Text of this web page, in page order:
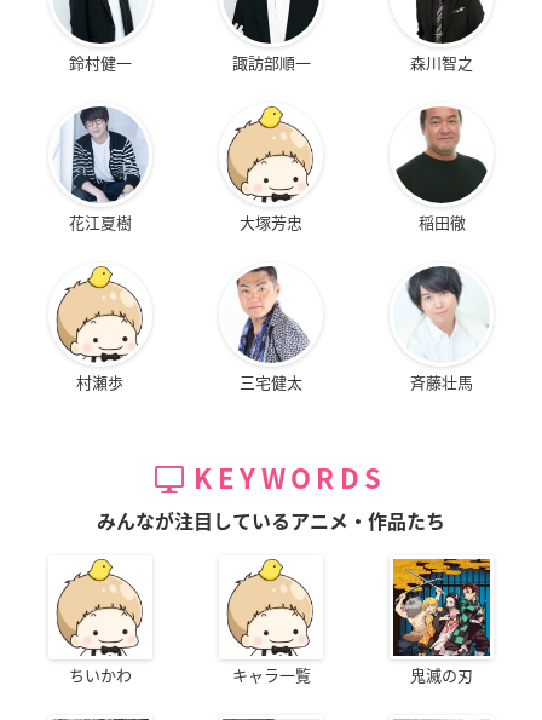
鈴村健一 諏訪部順一 森川智之
花江夏樹 大塚芳忠 稲田徹
村瀬歩 三宅健太 斉藤壮馬
KEYWORDS
みんなが注目しているアニメ・作品たち
ちいかわ キャラ一覧 鬼滅の刃